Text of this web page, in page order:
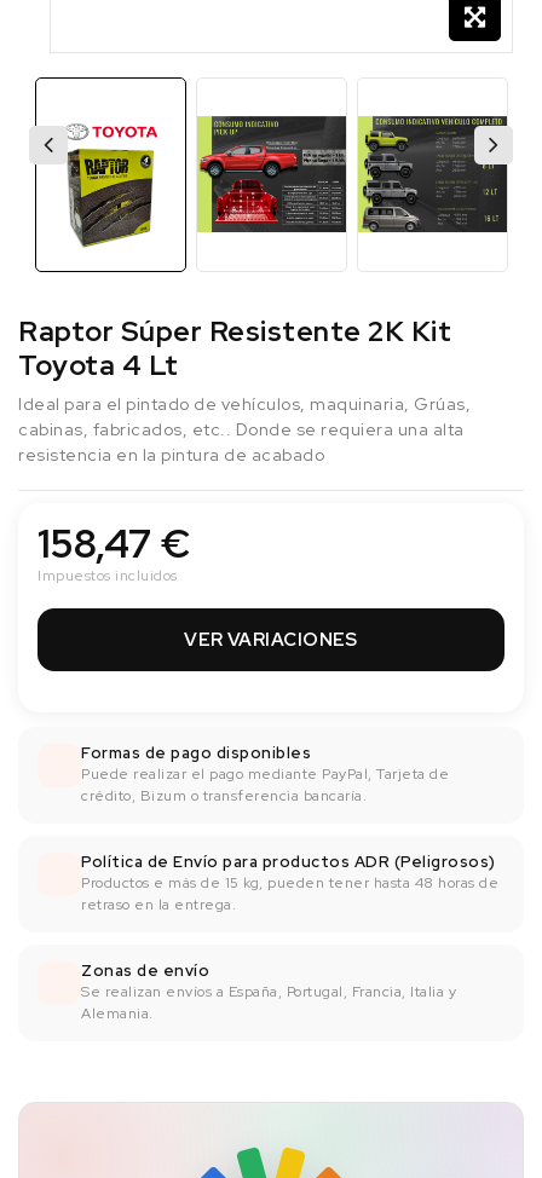
Raptor Súper Resistente 2K Kit
Toyota 4 Lt
Ideal para el pintado de vehículos, maquinaria, Grúas,
cabinas, fabricados, etc.. Donde se requiera una alta
resistencia en la pintura de acabado
158,47 €
Impuestos incluidos
VER VARIACIONES
Formas de pago disponibles
Puede realizar el pago mediante PayPal, Tarjeta de
crédito, Bizum o transferencia bancaría.
Política de Envío para productos ADR (Peligrosos)
Productos e más de 15 kg, pueden tener hasta 48 horas de
retraso en la entrega.
Zonas de envío
Se realizan envíos a España, Portugal, Francia, Italia y
Alemania.